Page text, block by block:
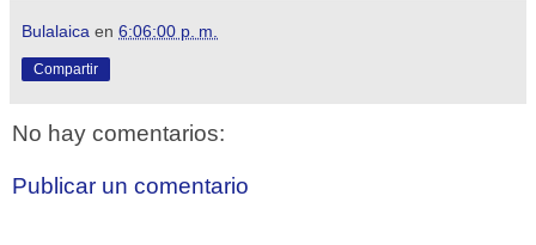
Bulalaica en 6:06:00 p. m.
Compartir
No hay comentarios:
Publicar un comentario